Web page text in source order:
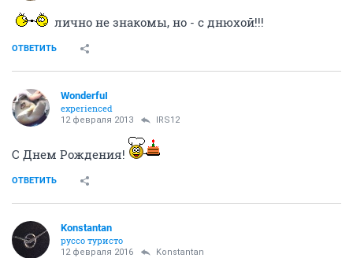
лично не знакомы, но - с днюхой!!!
ОТВЕТИТЬ
WonderfuI
experienced
12 февраля 2013 IRS12
С Днем Рождения!
ОТВЕТИТЬ
Konstantan
руссо туристо
12 февраля 2016 Konstantan